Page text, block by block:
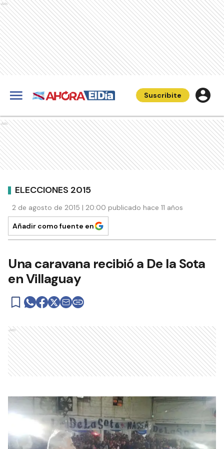
Ads
Suscribite
Ads
ELECCIONES 2015
2 de agosto de 2015 | 20:00 publicado hace 11 años
Añadir como fuente en
Una caravana recibió a De la Sota
en Villaguay
Ads